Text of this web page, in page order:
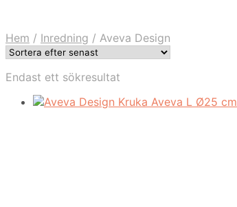
Hem / Inredning / Aveva Design
Endast ett sökresultat